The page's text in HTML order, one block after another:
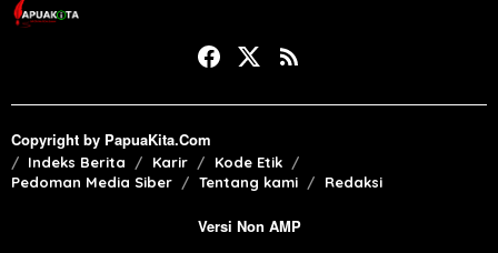
Copyright by PapuaKita.Com
Indeks Berita Karir
Kode Etik
Pedoman Media Siber
Tentang kami Redaksi
Versi Non AMP